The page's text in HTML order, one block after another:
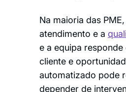
Na maioria das
atendimento e a
e a equipa
cliente e
automatizado pode
depender de